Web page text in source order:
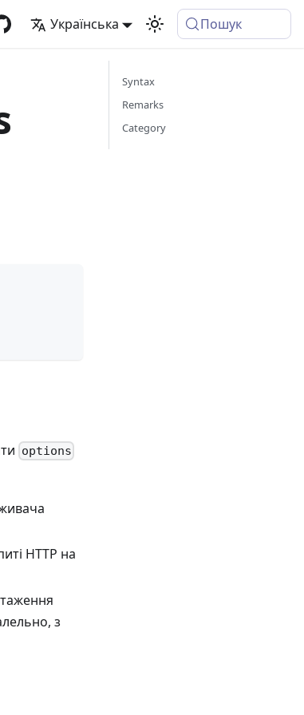
Українська Пошук
options
HTTP на
з
Syntax
Remarks
Category